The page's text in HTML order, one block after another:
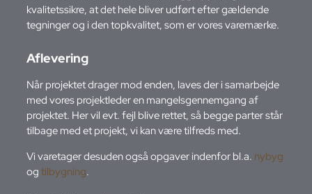
kvalitetssikre, at det hele bliver udført efter gældende
tegninger og i den topkvalitet, som er vores varemærke.
Aflevering
Når projektet drager mod enden, laves der i samarbejde
med vores projektleder en mangelsgennemgang af
projektet. Her vil evt. fejl blive rettet, så begge parter står
tilbage med et projekt, vi kan være tilfreds med.
Vi varetager desuden også opgaver indenfor bl.a. nybyg
og tilbygning.